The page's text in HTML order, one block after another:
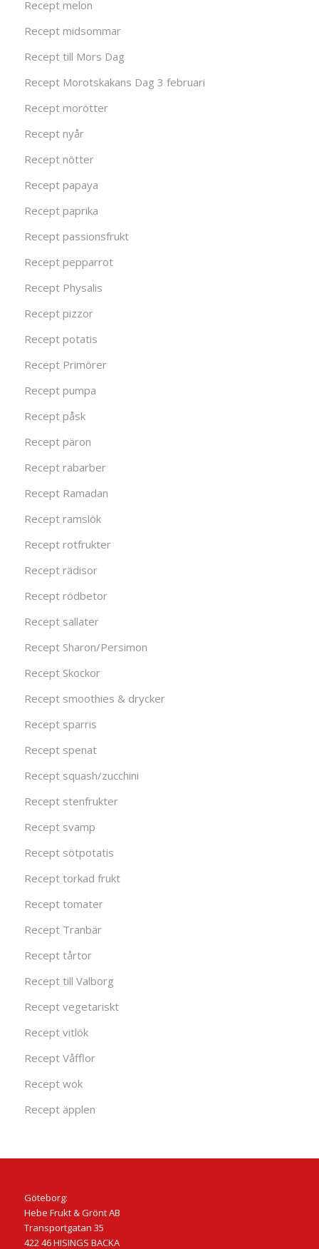
Recept melon
Recept midsommar
Recept till Mors Dag
Recept Morotskakans Dag 3 februari
Recept morötter
Recept nyår
Recept nötter
Recept papaya
Recept paprika
Recept passionsfrukt
Recept pepparrot
Recept Physalis
Recept pizzor
Recept potatis
Recept Primörer
Recept pumpa
Recept påsk
Recept päron
Recept rabarber
Recept Ramadan
Recept ramslök
Recept rotfrukter
Recept rädisor
Recept rödbetor
Recept sallater
Recept Sharon/Persimon
Recept Skockor
Recept smoothies & drycker
Recept sparris
Recept spenat
Recept squash/zucchini
Recept stenfrukter
Recept svamp
Recept sötpotatis
Recept torkad frukt
Recept tomater
Recept Tranbär
Recept tårtor
Recept till Valborg
Recept vegetariskt
Recept vitlök
Recept Våfflor
Recept wok
Recept äpplen
Göteborg:
Hebe Frukt & Grönt AB
Transportgatan 35
422 46 HISINGS BACKA